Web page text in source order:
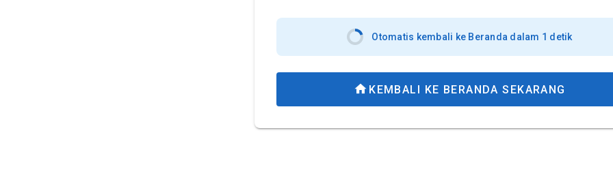
Otomatis kembali ke Beranda dalam 1 detik
KEMBALI KE BERANDA SEKARANG